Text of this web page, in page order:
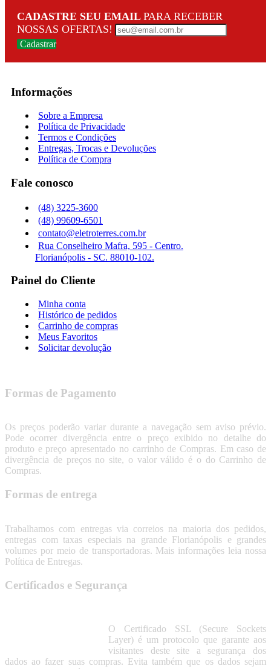
CADASTRE SEU EMAIL PARA RECEBER
NOSSAS OFERTAS!
Cadastrar
Informações
Sobre a Empresa
Política de Privacidade
Termos e Condições
Entregas, Trocas e Devoluções
Política de Compra
Fale conosco
(48) 3225-3600
(48) 99609-6501
contato@eletroterres.com.br
Rua Conselheiro Mafra, 595 - Centro.
Florianópolis - SC. 88010-102.
Painel do Cliente
Minha conta
Histórico de pedidos
Carrinho de compras
Meus Favoritos
Solicitar devolução
Formas de Pagamento
Os preços poderão variar durante a navegação sem aviso prévio.
Pode ocorrer divergência entre o preço exibido no detalhe do
produto e preço apresentado no carrinho de Compras. Em caso de
divergência de preços no site, o valor válido é o do Carrinho de
Compras.
Formas de entrega
Trabalhamos com entregas via correios na maioria dos pedidos,
entregas com taxas especiais na grande Florianópolis e grandes
volumes por meio de transportadoras. Mais informações leia nossa
Política de Entregas.
Certificados e Segurança
O Certificado SSL (Secure Sockets
Layer) é um protocolo que garante aos
visitantes deste site a segurança dos
dados ao fazer suas compras. Evita também que os dados sejam